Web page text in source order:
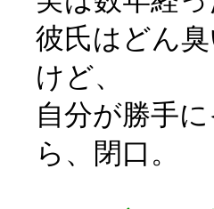
彼氏はどん
けど、
自分が勝手
ら、閉口。